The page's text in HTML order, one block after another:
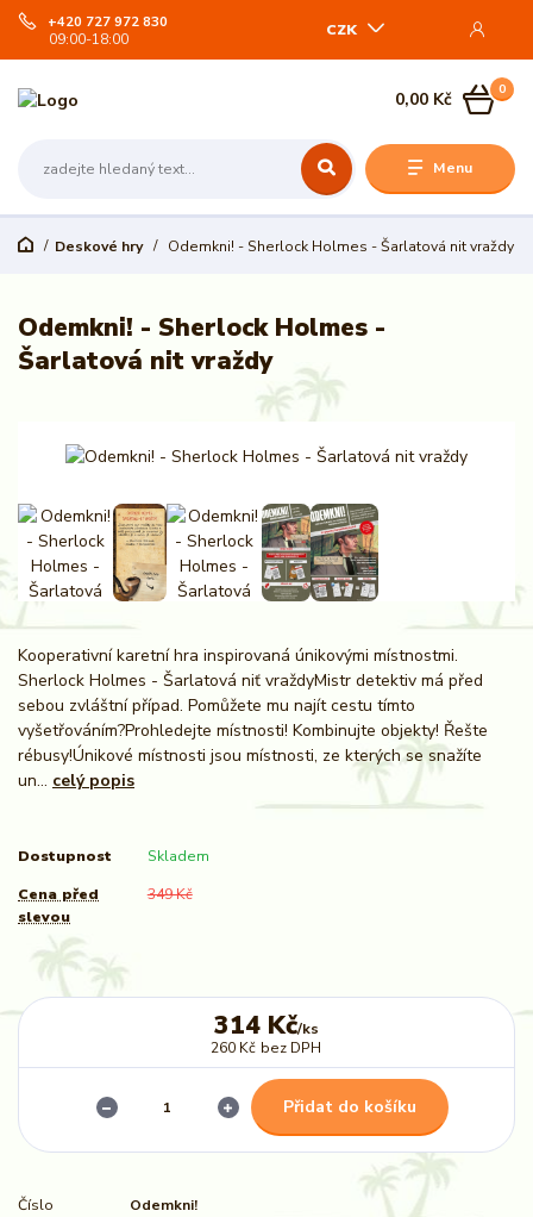
Menu
CZK
+420 727 972 830
09:00-18:00
0
0,00 Kč
Deskové hry Odemkni! - Sherlock Holmes - Šarlatová nit vraždy
Odemkni! - Sherlock Holmes -
Šarlatová nit vraždy
Kooperativní karetní hra inspirovaná únikovými místnostmi.
Sherlock Holmes - Šarlatová niť vraždyMistr detektiv má před
sebou zvláštní případ. Pomůžete mu najít cestu tímto
vyšetřováním?Prohledejte místnosti! Kombinujte objekty! Řešte
rébusy!Únikové místnosti jsou místnosti, ze kterých se snažíte
un... celý popis
Dostupnost Skladem
Cena před
slevou
349 Kč
314 Kč/ks
260 Kč bez DPH
Přidat do košíku
Číslo
Odemkni!